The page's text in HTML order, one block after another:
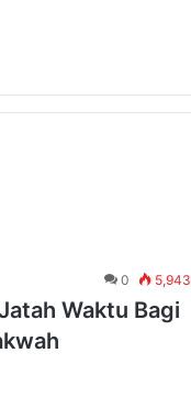
0 5,943
Waktu Bagi